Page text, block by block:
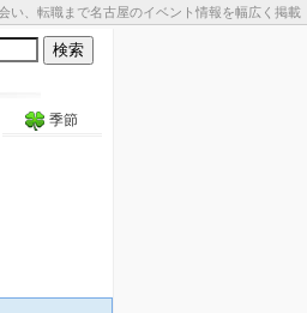
い、転職まで名古屋のイベント情報を幅広く掲載
季節